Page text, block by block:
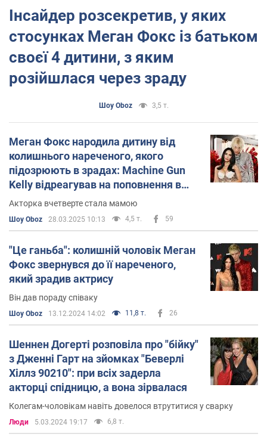
Інсайдер розсекретив, у яких
стосунках Меган Фокс із батьком
своєї 4 дитини, з яким
розійшлася через зраду
Шоу Oboz 3,5 т.
Меган Фокс народила дитину від
колишнього нареченого, якого
підозрюють в зрадах: Machine Gun
Kelly відреагував на поповнення в
сімʼї
Акторка вчетверте стала мамою
Шоу Oboz 28.03.2025 10:13 4,5 т. 59
"Це ганьба": колишній чоловік Меган
Фокс звернувся до її нареченого,
який зрадив актрису
Він дав пораду співаку
Шоу Oboz 13.12.2024 14:02 11,8 т. 26
Шеннен Догерті розповіла про "бійку"
з Дженні Гарт на зйомках "Беверлі
Хіллз 90210": при всіх задерла
акторці спідницю, а вона зірвалася
Колегам-чоловікам навіть довелося втрутитися у сварку
Люди 5.03.2024 19:17 6,8 т.